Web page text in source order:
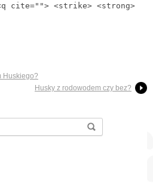
cite=""> <strike> <strong>
Huskiego?
Husky z rodowodem czy bez?